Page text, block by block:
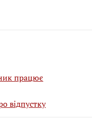
працює
відпустку